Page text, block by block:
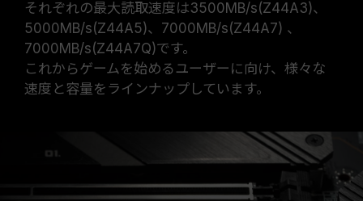
それぞれの最大読取速度は3500MB/s(Z44A3)、
5000MB/s(Z44A5)、7000MB/s(Z44A7) 、
7000MB/s(Z44A7Q)です。
これからゲームを始めるユーザーに向け、様々な
速度と容量をラインナップしています。